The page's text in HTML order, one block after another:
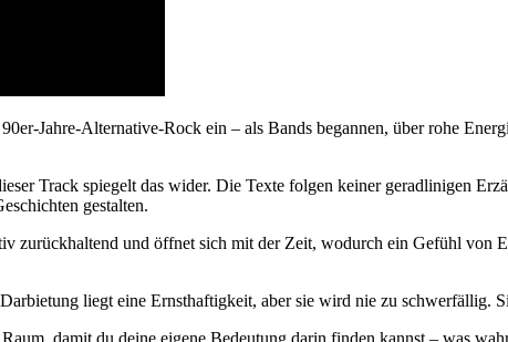
Jahre-Alternative-Rock ein – als Bands begannen, über rohe
Track spiegelt das wider. Die Texte folgen keiner geradlinigen
gestalten.
zurückhaltend und öffnet sich mit der Zeit, wodurch ein Gefühl von
liegt eine Ernsthaftigkeit, aber sie wird nie zu schwerfällig.
damit du deine eigene Bedeutung darin finden kannst – was